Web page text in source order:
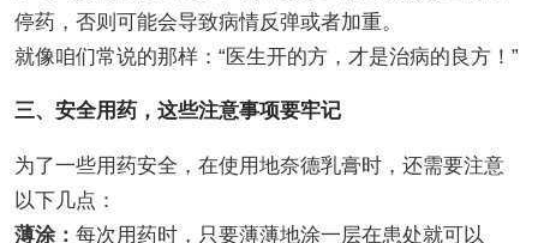
停药，否则可能会导致病情反弹或者加重。
就像咱们常说的那样：“医生开的方，才是治病的良方！”
三、安全用药，这些注意事项要牢记
为了一些用药安全，在使用地奈德乳膏时，还需要注意
以下几点：
薄涂： 每次用药时，只要薄薄地涂一层在患处就可以